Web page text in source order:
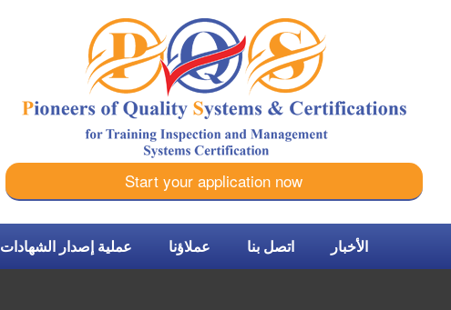
Start your application now
عملية إصدار الشهادات عملاؤنا اتصل بنا الأخبار